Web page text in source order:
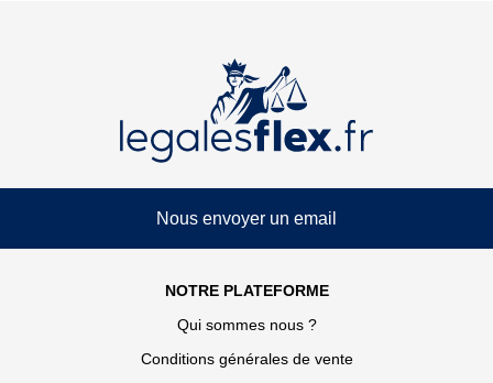
Nous envoyer un email
NOTRE PLATEFORME
Qui sommes nous ?
Conditions générales de vente